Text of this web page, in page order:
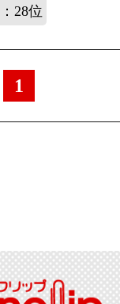
28位
1